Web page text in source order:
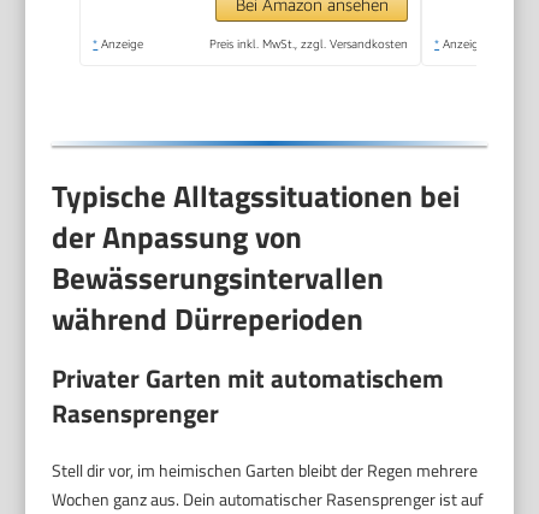
Bedienung, sicherer
Bei Amazon ansehen
* Anzeige Preis inkl. MwSt., zzgl. Versandkosten * Anzeige
Typische Alltagssituationen bei
der Anpassung von
Bewässerungsintervallen
während Dürreperioden
Privater Garten mit automatischem
Rasensprenger
Stell dir vor, im heimischen Garten bleibt der Regen mehrere
Wochen ganz aus. Dein automatischer Rasensprenger ist auf